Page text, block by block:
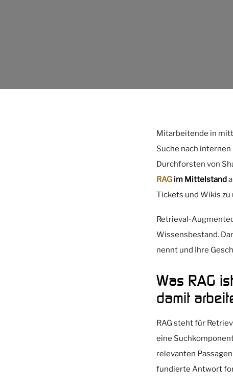
Mitarbeitende in
Suche nach
Durchforsten von
RAG im Mittelstand
Tickets und Wikis
Retrieval-
Wissensbestand.
nennt und Ihre
Was RAG
damit
RAG steht für
eine
relevanten
fundierte Antwort